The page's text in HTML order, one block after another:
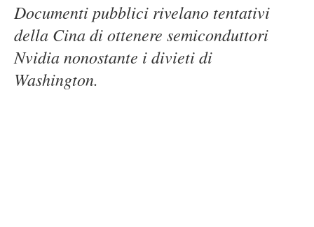
Documenti pubblici rivelano tentativi
della Cina di ottenere semiconduttori
Nvidia nonostante i divieti di
Washington.